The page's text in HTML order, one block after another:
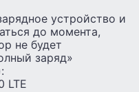
устройство и
до момента,
не будет
заряд»
LTE